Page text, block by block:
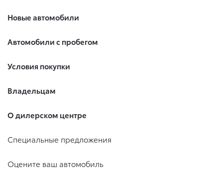
Новые автомобили
Автомобили с пробегом
Условия покупки
Владельцам
О дилерском центре
Специальные предложения
Оцените ваш автомобиль